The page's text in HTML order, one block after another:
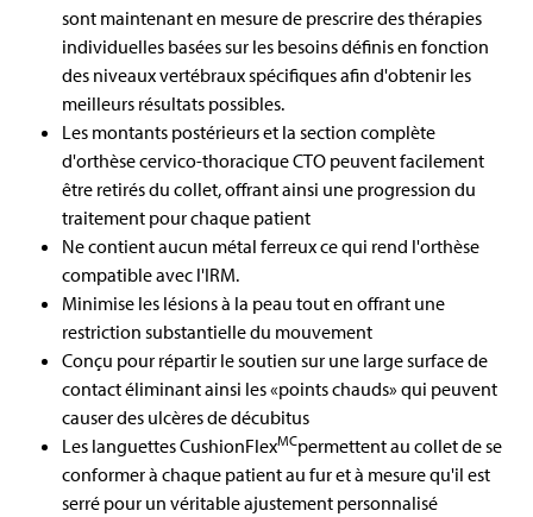
sont maintenant en mesure de prescrire des thérapies
individuelles basées sur les besoins définis en fonction
des niveaux vertébraux spécifiques afin d'obtenir les
meilleurs résultats possibles.
Les montants postérieurs et la section complète
d'orthèse cervico-thoracique CTO peuvent facilement
être retirés du collet, offrant ainsi une progression du
traitement pour chaque patient
Ne contient aucun métal ferreux ce qui rend l'orthèse
compatible avec l'IRM.
Minimise les lésions à la peau tout en offrant une
restriction substantielle du mouvement
Conçu pour répartir le soutien sur une large surface de
contact éliminant ainsi les «points chauds» qui peuvent
causer des ulcères de décubitus
Les languettes CushionFlexMCpermettent au collet de se
conformer à chaque patient au fur et à mesure qu'il est
serré pour un véritable ajustement personnalisé